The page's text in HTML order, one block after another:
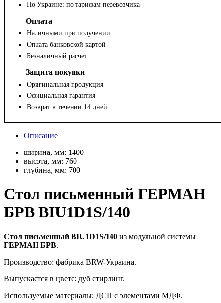
По Украине: по тарифам перевозчика
Оплата
Наличными при получении
Оплата банковской картой
Безналичный расчет
Защита покупки
Оригинальная продукция
Официальная гарантия
Возврат в течении 14 дней
Описание
ширина, мм: 1400
высота, мм: 760
глубина, мм: 700
Стол письменный ГЕРМАН
БРВ BIU1D1S/140
Стол письменный BIU1D1S/140 из модульной системы
ГЕРМАН БРВ.
Производство: фабрика BRW-Украина.
Выпускается в цвете: дуб стирлинг.
Используемые материалы: ДСП с элементами МДФ.